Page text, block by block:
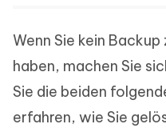
Wenn Sie kein
haben, machen Sie
Sie die beiden
erfahren, wie Sie